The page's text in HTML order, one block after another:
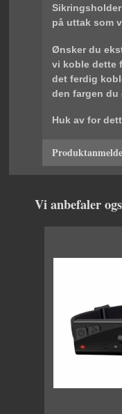
på uttak som
Ønsker du
vi koble dette
det ferdig
den fargen du
Huk av for
Vi anbefaler